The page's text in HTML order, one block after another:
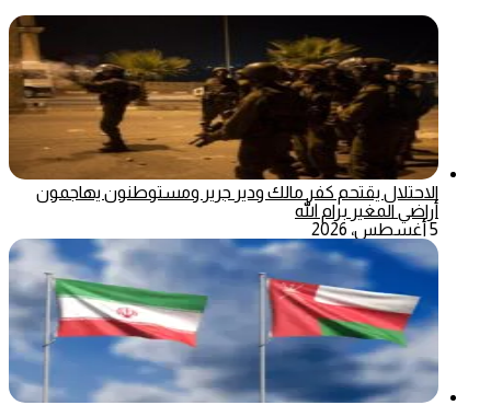
الاحتلال يقتحم كفر مالك ودير جرير ومستوطنون يهاجمون
أراضي المغير برام الله
5 أغسطس، 2026